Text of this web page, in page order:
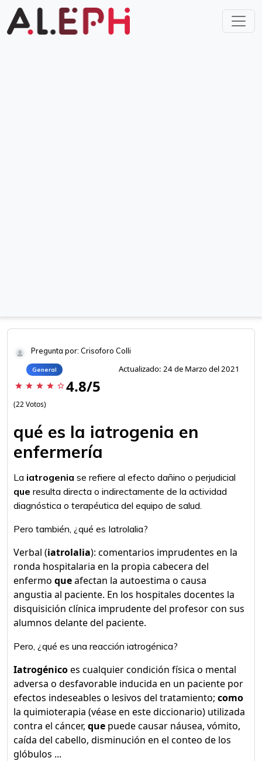
Pregunta por: Crisoforo Colli
General Actualizado: 24 de Marzo del 2021
star star star star star_border 4.8/5
(22 Votos)
qué es la iatrogenia en
enfermería
La iatrogenia se refiere al efecto dañino o perjudicial
que resulta directa o indirectamente de la actividad
diagnóstica o terapéutica del equipo de salud.
Pero también, ¿qué es Iatrolalia?
Verbal (iatrolalia): comentarios imprudentes en la
ronda hospitalaria en la propia cabecera del
enfermo queafectan la autoestima o causa
angustia al paciente. En los hospitales docentes la
disquisición clínica imprudente del profesor con sus
alumnos delante del paciente.
Pero, ¿qué es una reacción iatrogénica?
Iatrogénicoes cualquier condición física o mental
adversa o desfavorable inducida en un paciente por
efectos indeseables o lesivos del tratamiento; como
la quimioterapia (véase en este diccionario) utilizada
contra el cáncer, que puede causar náusea, vómito,
caída del cabello, disminución en el conteo de los
glóbulos ...